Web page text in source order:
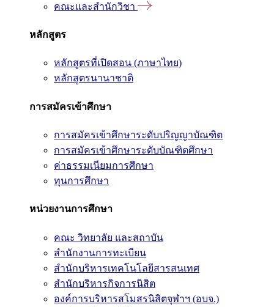
คณะและสำนักวิชา
หลักสูตร
หลักสูตรที่เปิดสอน (ภาษาไทย)
หลักสูตรนานาชาติ
การสมัครเข้าศึกษา
การสมัครเข้าศึกษาระดับปริญญาบัณฑิต
การสมัครเข้าศึกษาระดับบัณฑิตศึกษา
ค่าธรรมเนียมการศึกษา
ทุนการศึกษา
หน่วยงานการศึกษา
คณะ วิทยาลัย และสถาบัน
สำนักงานการทะเบียน
สำนักบริหารเทคโนโลยีสารสนเทศ
สำนักบริหารกิจการนิสิต
องค์การบริหารสโมสรนิสิตจุฬาฯ (อบจ.)